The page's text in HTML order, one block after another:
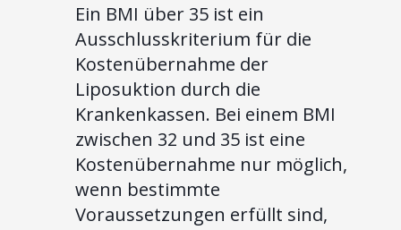
Ein BMI über 35 ist ein
Ausschlusskriterium für die
Kostenübernahme der
Liposuktion durch die
Krankenkassen. Bei einem BMI
zwischen 32 und 35 ist eine
Kostenübernahme nur möglich,
wenn bestimmte
Voraussetzungen erfüllt sind,